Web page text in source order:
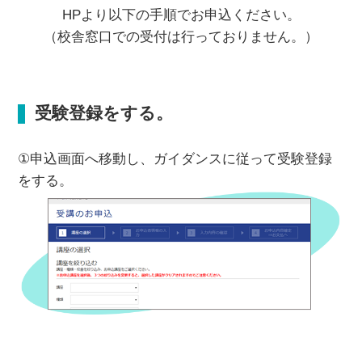
HPより以下の手順でお申込ください。
（校舎窓口での受付は行っておりません。）
受験登録をする。
①申込画面へ移動し、ガイダンスに従って受験登録
をする。